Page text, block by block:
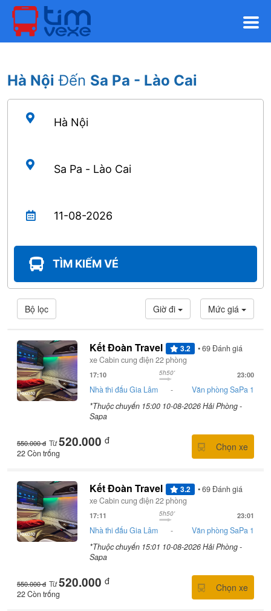
Hà Nội Đến Sa Pa - Lào Cai
TÌM KIẾM VÉ